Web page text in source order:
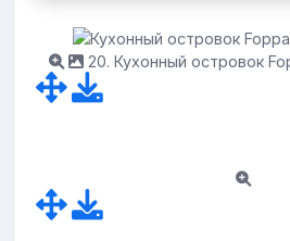
20. Кухонный островок